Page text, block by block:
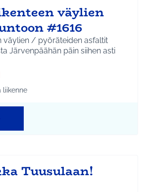
väylien
#1616
väylien / pyöräteiden asfaltit
Järvenpäähän päin siihen asti
mukaan: Jokela
teeman mukaan: Infra ja liikenne
liikenne
Tuusulaan!